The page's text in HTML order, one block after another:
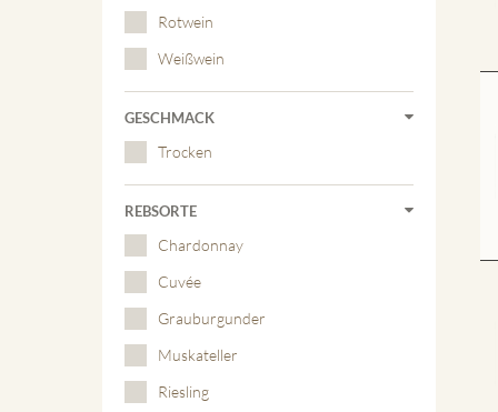
Rotwein
Weißwein
GESCHMACK
Trocken
REBSORTE
Chardonnay
Cuvée
Grauburgunder
Muskateller
Riesling